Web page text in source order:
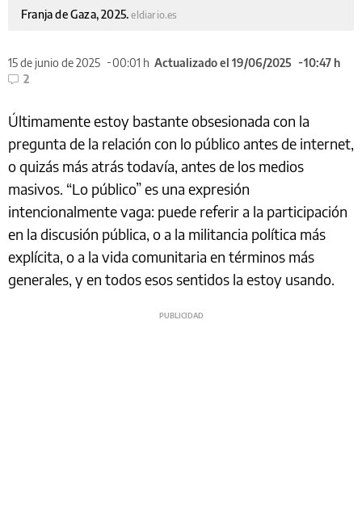
Franja de Gaza, 2025.eldiario.es
15 de junio de 2025 00:01 h Actualizado el 19/06/2025
10:47 h
2
Últimamente estoy bastante obsesionada con la
pregunta de la relación con lo público antes de internet,
o quizás más atrás todavía, antes de los medios
masivos. “Lo público” es una expresión
intencionalmente vaga: puede referir a la participación
en la discusión pública, o a la militancia política más
explícita, o a la vida comunitaria en términos más
generales, y en todos esos sentidos la estoy usando.